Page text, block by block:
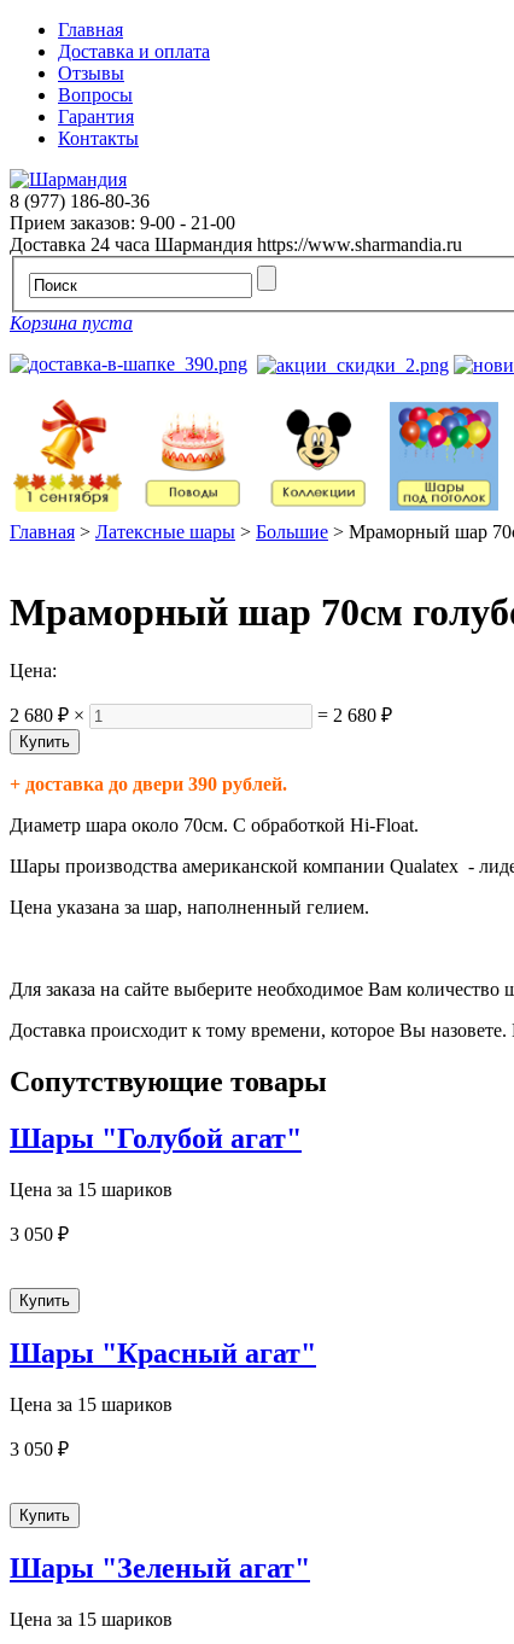
Главная
Доставка и оплата
Отзывы
Вопросы
Гарантия
Контакты
8 (977) 186-80-36
Прием заказов: 9-00 - 21-00
Доставка 24 часа Шармандия https://www.sharmandia.ru
Корзина пуста
Главная > Латексные шары > Большие > Мраморный шар
Мраморный шар 70см
Цена:
2 680 ₽ × = 2 680 ₽
+ доставка до двери 390 рублей.
Диаметр шара около 70см. С обработкой Hi-Float.
Шары производства американской компании Qualatex -
Цена указана за шар, наполненный гелием.
Для заказа на сайте выберите необходимое Вам
Доставка происходит к тому времени, которое Вы
Сопутствующие товары
Шары "Голубой агат"
Цена за 15 шариков
3 050 ₽
Шары "Красный агат"
Цена за 15 шариков
3 050 ₽
Шары "Зеленый агат"
Цена за 15 шариков